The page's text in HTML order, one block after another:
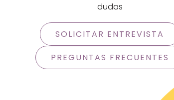
dudas
SOLICITAR ENTREVISTA
PREGUNTAS FRECUENTES